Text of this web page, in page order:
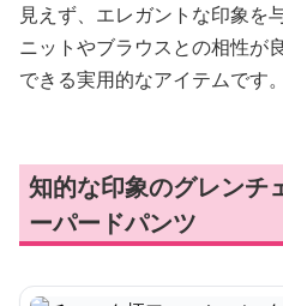
見えず、エレガントな印象を
ニットやブラウスとの相性が
できる実用的なアイテムです。
知的な印象のグレンチ
ーパードパンツ